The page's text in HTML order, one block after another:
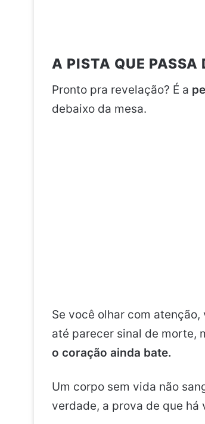
A PISTA QUE PASSA
Pronto pra revelação? É a
debaixo da mesa.
Se você olhar com
até parecer sinal de morte,
o coração ainda bate.
Um corpo sem vida não
verdade, a prova de que há